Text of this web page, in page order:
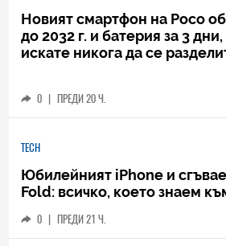
Новият смартфон на Poco
до 2032 г. и батерия за 3
искате никога да се
0 | ПРЕДИ 20 Ч.
TECH
Юбилейният iPhone и
Fold: всичко, което знаем
0 | ПРЕДИ 21 Ч.